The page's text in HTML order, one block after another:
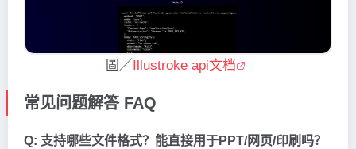
圖／Illustroke api文档
常见问题解答 FAQ
Q: 支持哪些文件格式？能直接用于PPT/网页/印刷吗？